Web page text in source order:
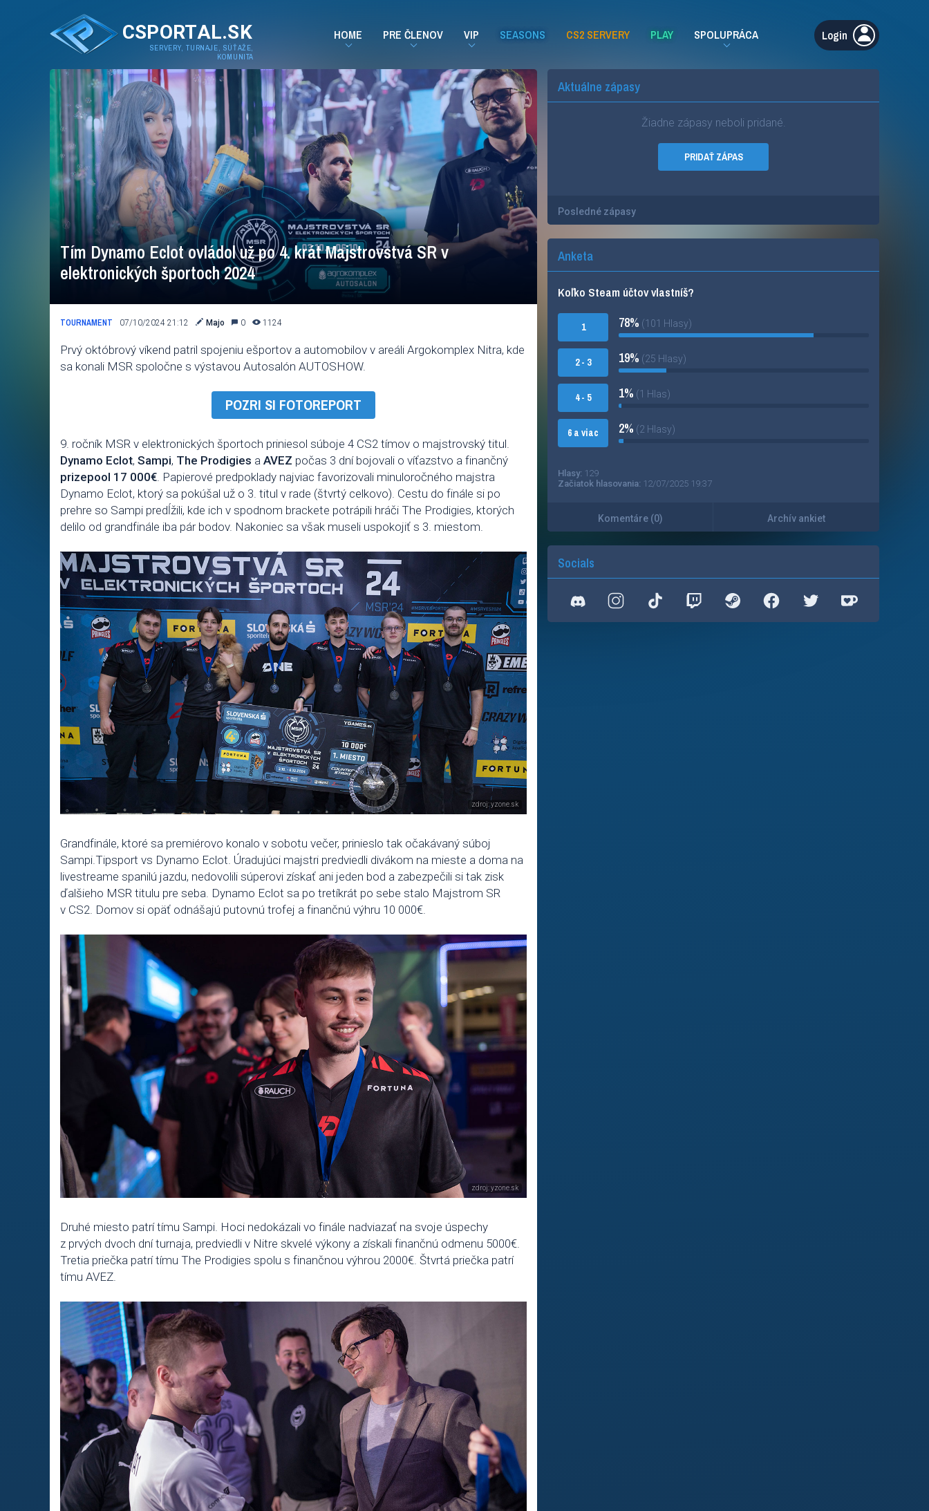
CSPORTAL.SK
SERVERY, TURNAJE, SÚŤAŽE,
KOMUNITA
HOME PRE ČLENOV VIP SEASONS CS2 SERVERY PLAY SPOLUPRÁCA Login
Tím Dynamo Eclot ovládol už po 4. krát Majstrovstvá SR v
elektronických športoch 2024
TOURNAMENT 07/10/2024 21:12 Majo 0 1124
Prvý októbrový víkend patril spojeniu ešportov a automobilov v areáli Argokomplex Nitra, kde
sa konali MSR spoločne s výstavou Autosalón AUTOSHOW.
POZRI SI FOTOREPORT
9. ročník MSR v elektronických športoch priniesol súboje 4 CS2 tímov o majstrovský titul.
Dynamo Eclot, Sampi, The Prodigies a AVEZ počas 3 dní bojovali o víťazstvo a finančný
prizepool 17 000€. Papierové predpoklady najviac favorizovali minuloročného majstra
Dynamo Eclot, ktorý sa pokúšal už o 3. titul v rade (štvrtý celkovo). Cestu do finále si po
prehre so Sampi predĺžili, kde ich v spodnom brackete potrápili hráči The Prodigies, ktorých
delilo od grandfinále iba pár bodov. Nakoniec sa však museli uspokojiť s 3. miestom.
Grandfinále, ktoré sa premiérovo konalo v sobotu večer, prinieslo tak očakávaný súboj
Sampi.Tipsport vs Dynamo Eclot. Úradujúci majstri predviedli divákom na mieste a doma na
livestreame spanilú jazdu, nedovolili súperovi získať ani jeden bod a zabezpečili si tak zisk
ďalšieho MSR titulu pre seba. Dynamo Eclot sa po tretíkrát po sebe stalo Majstrom SR
v CS2. Domov si opäť odnášajú putovnú trofej a finančnú výhru 10 000€.
Druhé miesto patrí tímu Sampi. Hoci nedokázali vo finále nadviazať na svoje úspechy
z prvých dvoch dní turnaja, predviedli v Nitre skvelé výkony a získali finančnú odmenu 5000€.
Tretia priečka patrí tímu The Prodigies spolu s finančnou výhrou 2000€. Štvrtá priečka patrí
tímu AVEZ.
Aktuálne zápasy
Žiadne zápasy neboli pridané.
PRIDAŤ ZÁPAS
Posledné zápasy
Anketa
Koľko Steam účtov vlastníš?
1
2 - 3
4 - 5
6 a viac
78% (101 Hlasy)
19% (25 Hlasy)
1% (1 Hlas)
2% (2 Hlasy)
Hlasy: 129
Začiatok hlasovania: 12/07/2025 19:37
Komentáre (0) Archív ankiet
Socials